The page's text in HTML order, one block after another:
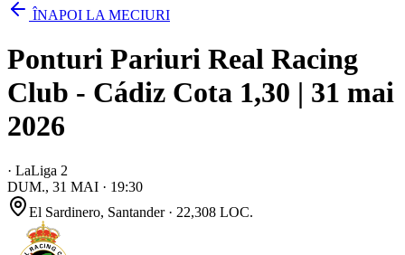
ÎNAPOI LA MECIURI
Ponturi Pariuri Real Racing
Club - Cádiz Cota 1,30 | 31 mai
2026
· LaLiga 2
DUM., 31 MAI · 19:30
El Sardinero, Santander· 22,308 LOC.